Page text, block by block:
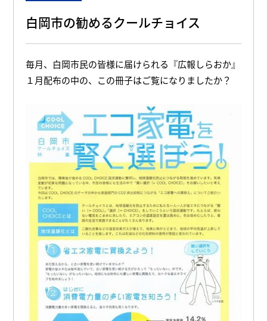
白岡市の勧めるクールチョイス
毎月、白岡市民の皆様に届けられる『広報しらおか』
１月配布の中の、この冊子はご覧になりましたか？